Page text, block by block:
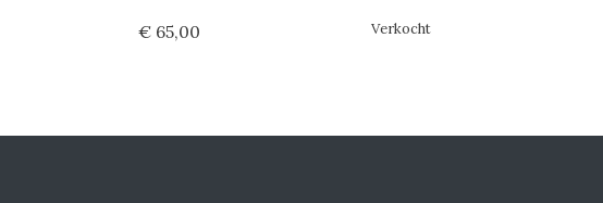
€ 65,00
Verkocht